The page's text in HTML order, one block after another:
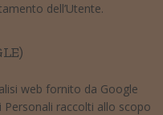
dell’Utente.
web fornito da Google
Personali raccolti allo scopo